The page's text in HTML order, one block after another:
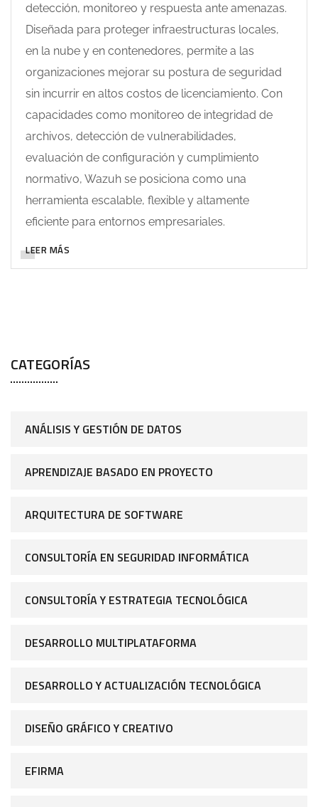
detección, monitoreo y respuesta ante amenazas.
Diseñada para proteger infraestructuras locales,
en la nube y en contenedores, permite a las
organizaciones mejorar su postura de seguridad
sin incurrir en altos costos de licenciamiento. Con
capacidades como monitoreo de integridad de
archivos, detección de vulnerabilidades,
evaluación de configuración y cumplimiento
normativo, Wazuh se posiciona como una
herramienta escalable, flexible y altamente
eficiente para entornos empresariales.
LEER MÁS
CATEGORÍAS
ANÁLISIS Y GESTIÓN DE DATOS
APRENDIZAJE BASADO EN PROYECTO
ARQUITECTURA DE SOFTWARE
CONSULTORÍA EN SEGURIDAD INFORMÁTICA
CONSULTORÍA Y ESTRATEGIA TECNOLÓGICA
DESARROLLO MULTIPLATAFORMA
DESARROLLO Y ACTUALIZACIÓN TECNOLÓGICA
DISEÑO GRÁFICO Y CREATIVO
EFIRMA